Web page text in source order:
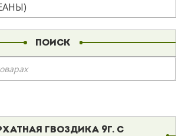
ПОИСК
ГВОЗДИКА 9Г. С